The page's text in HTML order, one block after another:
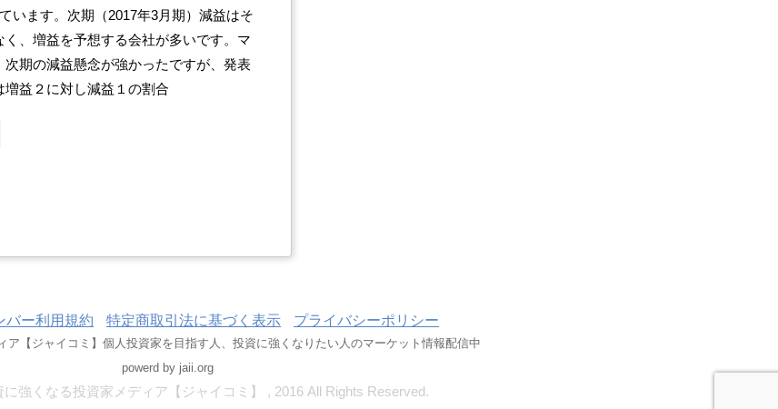
います。次期（2017年3月期）減益はそ
く、増益を予想する会社が多いです。マ
次期の減益懸念が強かったですが、発表
増益２に対し減益１の割合
バー利用規約 特定商取引法に基づく表示 プライバシーポリシー
ア【ジャイコミ】個人投資家を目指す人、投資に強くなりたい人のマーケット情報配信中
powerd by jaii.org
強くなる投資家メディア【ジャイコミ】 , 2016 All Rights Reserved.